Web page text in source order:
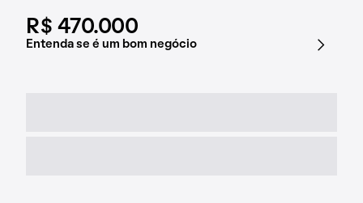
R$ 470.000
Entenda se é um bom negócio